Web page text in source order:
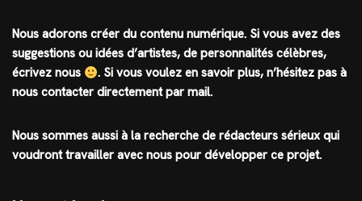
Nous adorons créer du contenu numérique. Si vous avez des
suggestions ou idées d’artistes, de personnalités célèbres,
écrivez nous
. Si vous voulez en savoir plus, n’hésitez pas à
nous contacter directement par mail.
Nous sommes aussi à la recherche de rédacteurs sérieux qui
voudront travailler avec nous pour développer ce projet.